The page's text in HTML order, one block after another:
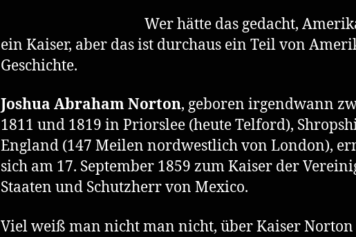
–
Wer hätte das gedacht,
ein Kaiser, aber das ist durchaus ein Teil von
Geschichte.
Joshua Abraham Norton, geboren irgendwann
1811 und 1819 in Priorslee (heute Telford),
England (147 Meilen nordwestlich von London),
sich am 17. September 1859 zum Kaiser der
Staaten und Schutzherr von Mexico.
Viel weiß man nicht man nicht, über Kaiser